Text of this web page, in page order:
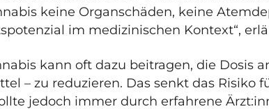
keine Organschäden, keine
im medizinischen Kontext“,
kann oft dazu beitragen, die Dosis
– zu reduzieren. Das senkt das Risiko
jedoch immer durch erfahrene